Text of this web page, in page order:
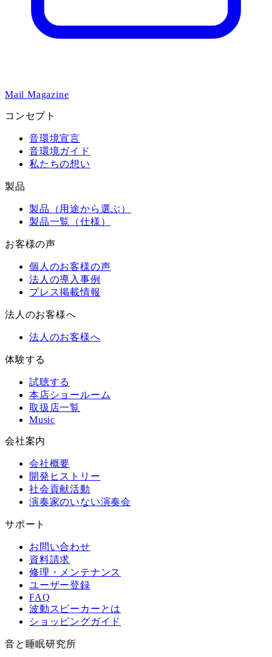
Mail Magazine
コンセプト
音環境宣言
音環境ガイド
私たちの想い
製品
製品（用途から選ぶ）
製品一覧（仕様）
お客様の声
個人のお客様の声
法人の導入事例
プレス掲載情報
法人のお客様へ
法人のお客様へ
体験する
試聴する
本店ショールーム
取扱店一覧
Music
会社案内
会社概要
開発ヒストリー
社会貢献活動
演奏家のいない演奏会
サポート
お問い合わせ
資料請求
修理・メンテナンス
ユーザー登録
FAQ
波動スピーカーとは
ショッピングガイド
音と睡眠研究所